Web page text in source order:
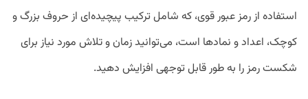
استفاده از رمز عبور قوی، که شامل ترکیب پیچیده‌ای از حروف بزرگ و
کوچک، اعداد و نمادها است، می‌توانید زمان و تلاش مورد نیاز برای
شکست رمز را به طور قابل توجهی افزایش دهید.